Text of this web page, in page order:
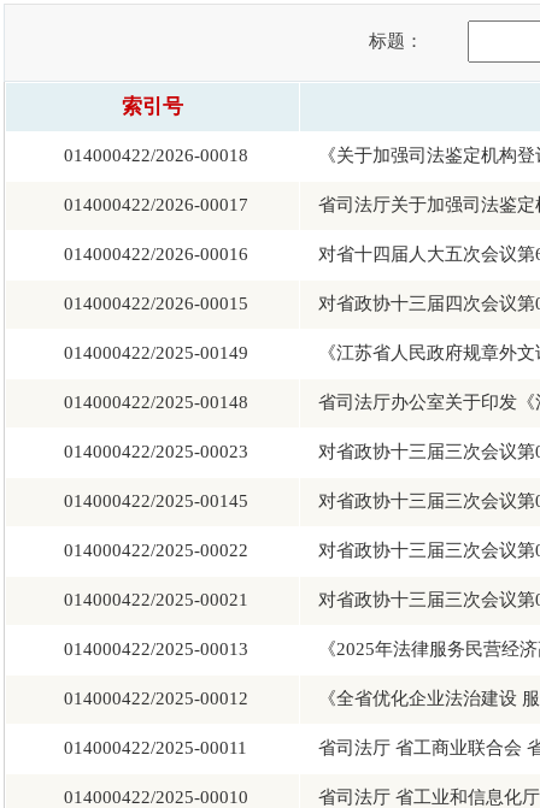
标题：
索引号
014000422/2026-00018 《关于加强司法鉴定机构
014000422/2026-00017 省司法厅关于加强司法鉴
014000422/2026-00016 对省十四届人大五次会议
014000422/2026-00015 对省政协十三届四次会议
014000422/2025-00149 《江苏省人民政府规章外
014000422/2025-00148 省司法厅办公室关于印发
014000422/2025-00023 对省政协十三届三次会议
014000422/2025-00145 对省政协十三届三次会议
014000422/2025-00022 对省政协十三届三次会议
014000422/2025-00021 对省政协十三届三次会议
014000422/2025-00013 《2025年法律服务民营经
014000422/2025-00012 《全省优化企业法治建设
014000422/2025-00011 省司法厅 省工商业联合会
014000422/2025-00010 省司法厅 省工业和信息化